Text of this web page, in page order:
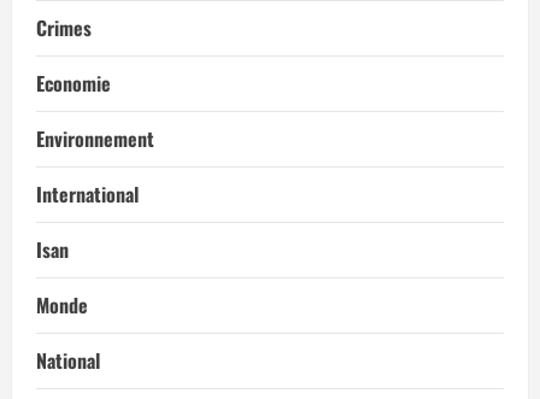
Crimes
Economie
Environnement
International
Isan
Monde
National